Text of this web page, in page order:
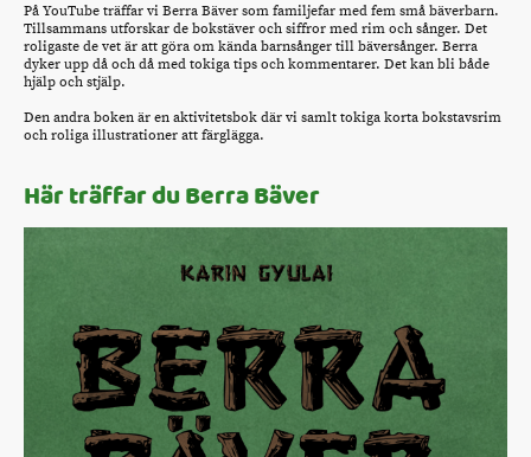
På YouTube träffar vi Berra Bäver som familjefar med fem små bäverbarn.
Tillsammans utforskar de bokstäver och siffror med rim och sånger. Det
roligaste de vet är att göra om kända barnsånger till bäversånger. Berra
dyker upp då och då med tokiga tips och kommentarer. Det kan bli både
hjälp och stjälp.
Den andra boken är en aktivitetsbok där vi samlt tokiga korta bokstavsrim
och roliga illustrationer att färglägga.
Här träffar du Berra Bäver